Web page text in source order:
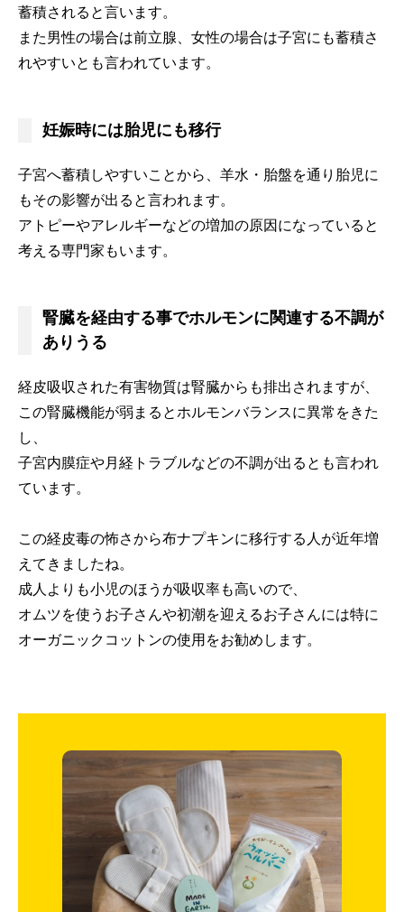
蓄積されると言います。
また男性の場合は前立腺、女性の場合は子宮にも蓄積さ
れやすいとも言われています。
妊娠時には胎児にも移行
子宮へ蓄積しやすいことから、羊水・胎盤を通り胎児に
もその影響が出ると言われます。
アトピーやアレルギーなどの増加の原因になっていると
考える専門家もいます。
腎臓を経由する事でホルモンに関連する不調が
ありうる
経皮吸収された有害物質は腎臓からも排出されますが、
この腎臓機能が弱まるとホルモンバランスに異常をきた
し、
子宮内膜症や月経トラブルなどの不調が出るとも言われ
ています。
この経皮毒の怖さから布ナプキンに移行する人が近年増
えてきましたね。
成人よりも小児のほうが吸収率も高いので、
オムツを使うお子さんや初潮を迎えるお子さんには特に
オーガニックコットンの使用をお勧めします。